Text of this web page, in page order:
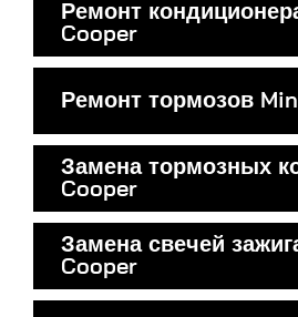
Ремонт
Cooper
Ремонт тормозов
Замена тормозных
Cooper
Замена свечей
Cooper